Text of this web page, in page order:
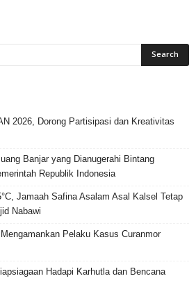
2026, Dorong Partisipasi dan Kreativitas
Banjar yang Dianugerahi Bintang
Republik Indonesia
Jamaah Safina Asalam Asal Kalsel Tetap
Nabawi
Pelaku Kasus Curanmor
Hadapi Karhutla dan Bencana